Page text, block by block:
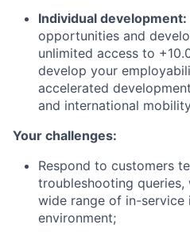
Individual development:
opportunities and
unlimited access to
develop your
accelerated
and international
Your challenges:
Respond to customers
troubleshooting
wide range of in-service
environment;